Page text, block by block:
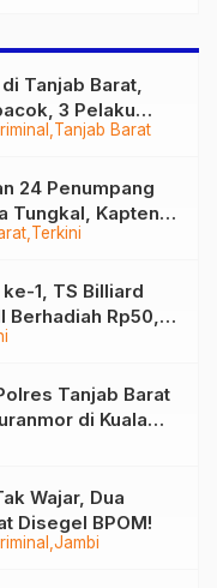
Tanjab Barat
Tanjab Barat,
3 Pelaku
Terkini
24 Penumpang
Tungkal, Kapten
1, TS Billiard
Berhadiah Rp50,8
Tanjab Barat
di Kuala
Jambi
Wajar, Dua
Disegel BPOM!